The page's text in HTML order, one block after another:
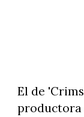
El de
productora